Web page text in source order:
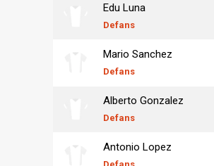
Edu Luna
Defans
Mario Sanchez
Defans
Alberto Gonzalez
Defans
Antonio Lopez